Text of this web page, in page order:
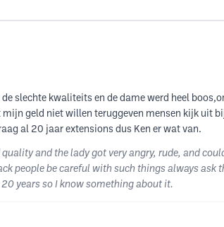
slechte kwaliteits en de dame werd heel
geld niet willen teruggeven mensen kijk uit
al 20 jaar extensions dus Ken er wat van.
and the lady got very angry, rude, and
people be careful with such things always ask
years so I know something about it.